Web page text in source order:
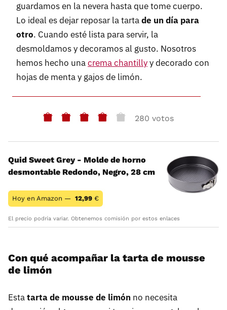
guardamos en la nevera hasta que tome cuerpo.
Lo ideal es dejar reposar la tartade un día para
otro. Cuando esté lista para servir, la
desmoldamos y decoramos al gusto. Nosotros
hemos hecho unacrema chantillyy decorado con
hojas de menta y gajos de limón.
280 votos
Quid Sweet Grey - Molde de horno
desmontable Redondo, Negro, 28 cm
Hoy en Amazon — 12,99 €
El precio podría variar. Obtenemos comisión por estos enlaces
Con qué acompañar la tarta de mousse
de limón
Estatarta de mousse de limón no necesita